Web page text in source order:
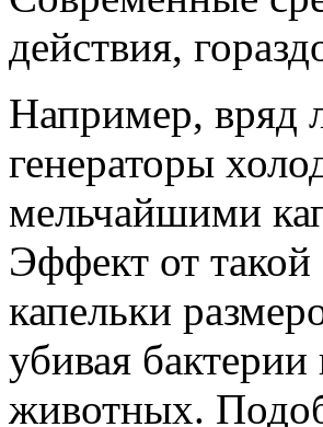
действия,
Например, вряд
генераторы
мельчайшими
Эффект от
капельки
убивая
животных.